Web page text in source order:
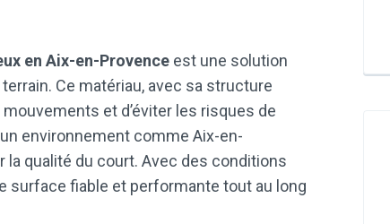
en Aix-en-Provence est une solution
Ce matériau, avec sa structure
et d’éviter les risques de
environnement comme Aix-en-
qualité du court. Avec des conditions
surface fiable et performante tout au long